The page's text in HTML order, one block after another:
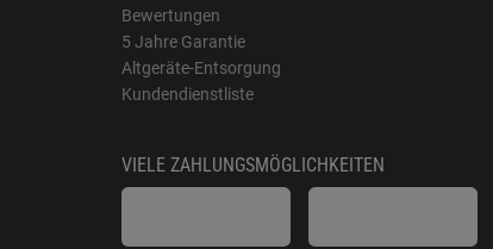
Bewertungen
5 Jahre Garantie
Altgeräte-Entsorgung
Kundendienstliste
VIELE ZAHLUNGSMÖGLICHKEITEN